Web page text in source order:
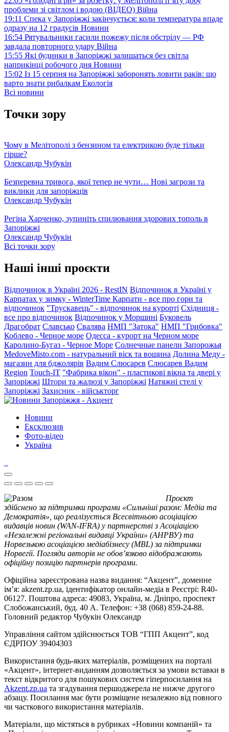
проблеми зі світлом і водою (ВІДЕО) Війна
19:11 Спека у Запоріжжі закінчується: коли температура впаде
одразу на 12 градусів Новини
16:54 Рятувальники гасили пожежу після обстрілу — РФ
завдала повторного удару Війна
15:55 Які будинки в Запоріжжі залишаться без світла
наприкінці робочого дня Новини
15:02 Із 15 серпня на Запоріжжі заборонять ловити раків: що
варто знати рибалкам Екологія
Всі новини
Точки зору
Чому в Мелітополі з бензином та електрикою буде тільки
гірше?
Олександр Чубукін
Безперевна тривога, якої тепер не чути… Нові загрози та
виклики для запоріжців
Олександр Чубукін
Регіна Харченко, зупиніть спилювання здорових тополь в
Запоріжжі
Олександр Чубукін
Всі точки зору
Наші інші проєкти
Відпочинок в Україні 2026 - RestIN Відпочинок в Україні у
Карпатах у зимку - WinterTime Карпати - все про гори та
відпочинок "Трускавець" - відпочинок на курорті Східниця -
все про відпочинок Відпочинок у Моршині Буковель
Драгобрат Славсько Свалява НМП "Затока" НМП "Грибовка"
Коблево - Черное море Одесса - курорт на Черном море
Каролино-Бугаз - Черное Море Солнечные панели Запорожья
MedoveMisto.com - натуральний віск та вощина Долина Меду -
магазин для бджолярів Вадим Слюсарєв Слюсарев Вадим
Region Touch-IT "Фабрика вікон" - пластикові вікна та двері у
Запоріжжі Штори та жалюзі у Запоріжжі Натяжні стелі у
Запоріжжі Захисник - військторг
Новини
Ексклюзив
Фото-відео
Україна
Проєкт
здійснено за підтримки програми «Сильніші разом: Медіа та
Демократія», що реалізується Всесвітньою асоціацією
видавців новин (WAN-IFRA) у партнерстві з Асоціацією
«Незалежні регіональні видавці України» (АНРВУ) та
Норвезькою асоціацією медіабізнесу (MBL) за підтримки
Норвегії. Погляди авторів не обов’язково відображають
офіційну позицію партнерів програми.
Офіційна зареєстрована назва видання: “Акцент”, доменне
ім’я: akzent.zp.ua, ідентифікатор онлайн-медіа в Реєстрі: R40-
06127. Поштова адреса: 49083, Україна, м. Дніпро, проспект
Слобожанський, буд. 40 А. Телефон: +38 (068) 859-24-88.
Головний редактор Чубукін Олександр
Управління сайтом здійснюється ТОВ “ГПП Акцент”, код
ЄДРПОУ 39404303
Використання будь-яких матеріалів, розміщених на порталі
«Акцент», інтернет-виданням дозволяється за умови вставки в
текст відкритого для пошукових систем гіперпосилання на
Akzent.zp.ua та згадування першоджерела не нижче другого
абзацу. Посилання має бути розміщене незалежно від повного
чи часткового використання матеріалів.
Матеріали, що містяться в рубриках «Новини компаній» та